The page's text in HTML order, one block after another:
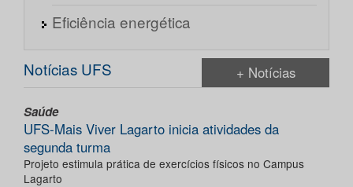
Eficiência energética
Notícias UFS + Notícias
Saúde
UFS-Mais Viver Lagarto inicia atividades da
segunda turma
Projeto estimula prática de exercícios físicos no Campus
Lagarto